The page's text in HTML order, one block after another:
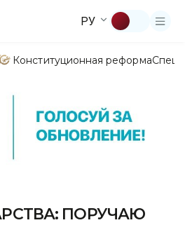
РУ
Конституционная реформа
ПОРУЧАЮ